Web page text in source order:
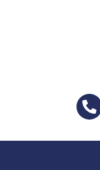
